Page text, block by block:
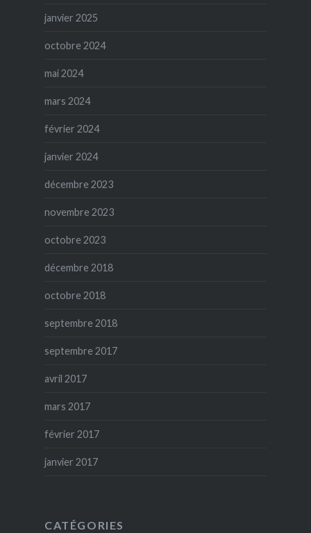
janvier 2025
octobre 2024
mai 2024
mars 2024
février 2024
janvier 2024
décembre 2023
novembre 2023
octobre 2023
décembre 2018
octobre 2018
septembre 2018
septembre 2017
avril 2017
mars 2017
février 2017
janvier 2017
CATÉGORIES